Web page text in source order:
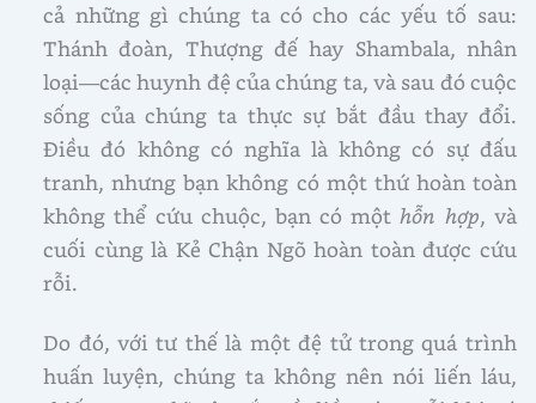
cả những gì chúng ta có cho các yếu tố sau:
Thánh đoàn, Thượng đế hay Shambala, nhân
loại—các huynh đệ của chúng ta, và sau đó cuộc
sống của chúng ta thực sự bắt đầu thay đổi.
Điều đó không có nghĩa là không có sự đấu
tranh, nhưng bạn không có một thứ hoàn toàn
không thể cứu chuộc, bạn có một hỗn hợp, và
cuối cùng là Kẻ Chận Ngõ hoàn toàn được cứu
rỗi.
Do đó, với tư thế là một đệ tử trong quá trình
huấn luyện, chúng ta không nên nói liến láu,